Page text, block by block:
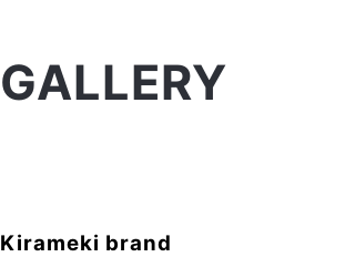
GALLERY
Kirameki brand